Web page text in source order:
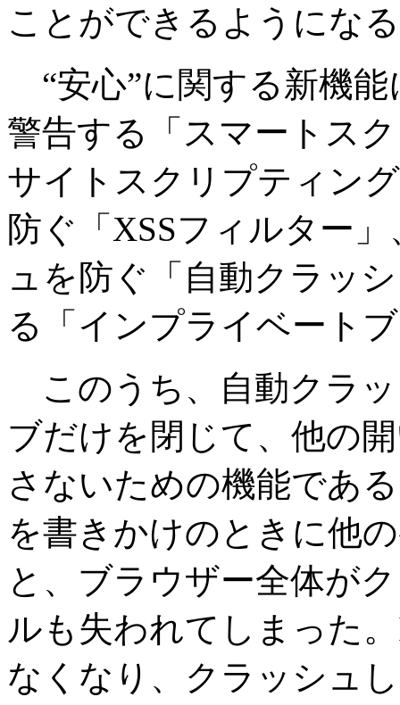
ことができるようにな
“安心”に関する新機
警告する「スマートス
サイトスクリプティン
防ぐ「XSSフィルター
ュを防ぐ「自動クラッ
る「インプライベート
このうち、自動クラ
ブだけを閉じて、他の
さないための機能であ
を書きかけのときに他
と、ブラウザー全体が
ルも失われてしまった
なくなり、クラッシュ